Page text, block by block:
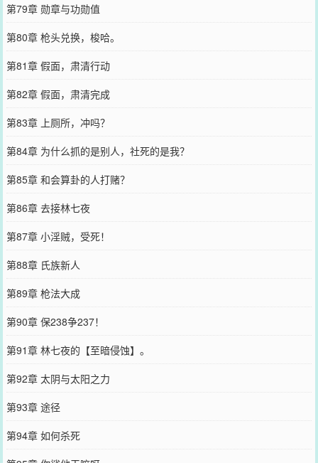
第79章 勋章与功勋值
第80章 枪头兑换，梭哈。
第81章 假面，肃清行动
第82章 假面，肃清完成
第83章 上厕所，冲吗？
第84章 为什么抓的是别人，社死的是我？
第85章 和会算卦的人打赌？
第86章 去接林七夜
第87章 小淫贼，受死！
第88章 氏族新人
第89章 枪法大成
第90章 保238争237！
第91章 林七夜的【至暗侵蚀】。
第92章 太阴与太阳之力
第93章 途径
第94章 如何杀死